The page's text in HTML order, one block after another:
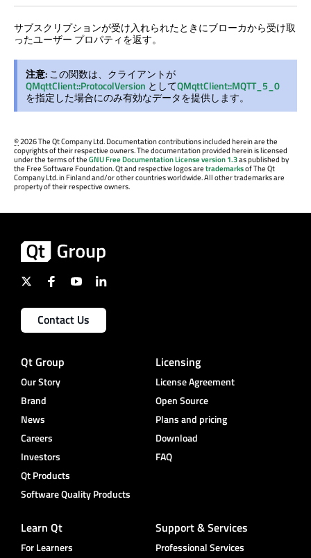
サブスクリプションが受け入れられたときにブローカから受け取
ったユーザー プロパティを返す。
注意:この関数は、クライアントが
QMqttClient::ProtocolVersion としてQMqttClient::MQTT_5_0
を指定した場合にのみ有効なデータを提供します。
©2026 The Qt Company Ltd. Documentation contributions included herein are the
copyrights of their respective owners. The documentation provided herein is licensed
under the terms of theGNU Free Documentation License version 1.3as published by
the Free Software Foundation. Qt and respective logos aretrademarksof The Qt
Company Ltd. in Finland and/or other countries worldwide. All other trademarks are
property of their respective owners.
Contact Us
Qt Group
Our Story
Brand
News
Careers
Investors
Qt Products
Software Quality Products
Licensing
License Agreement
Open Source
Plans and pricing
Download
FAQ
Learn Qt
For Learners
Support & Services
Professional Services